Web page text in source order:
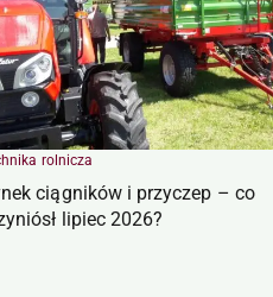
rolnicza
ciągników i przyczep – co
lipiec 2026?